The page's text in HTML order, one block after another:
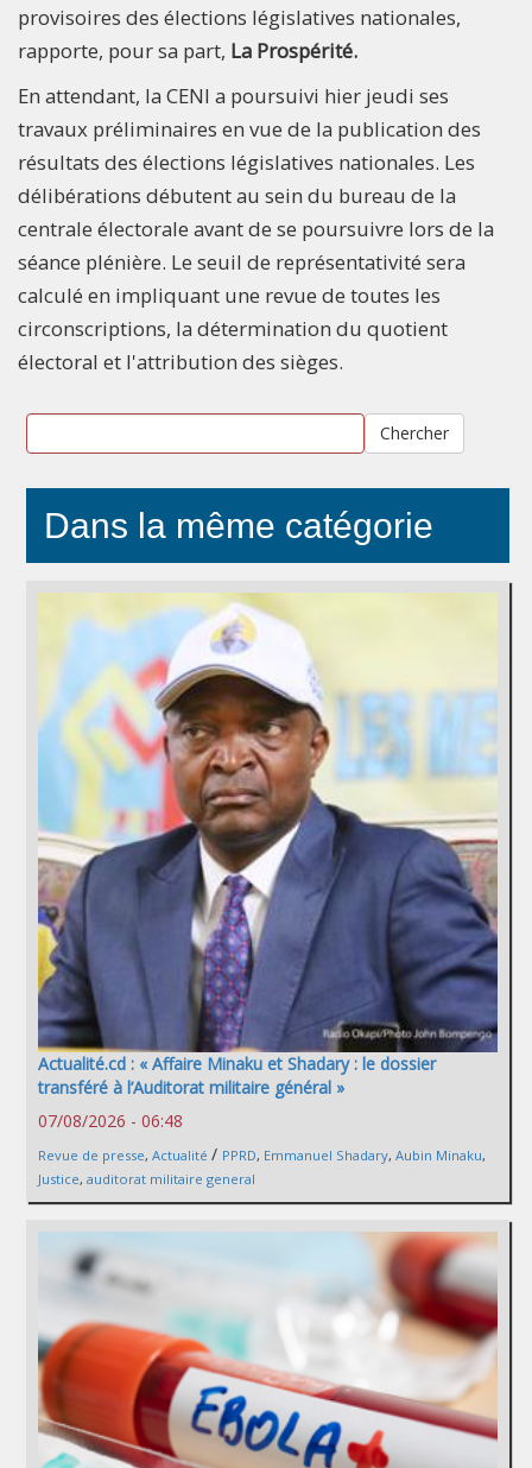
provisoires des élections législatives nationales,
rapporte, pour sa part, La Prospérité.
En attendant, la CENI a poursuivi hier jeudi ses
travaux préliminaires en vue de la publication des
résultats des élections législatives nationales. Les
délibérations débutent au sein du bureau de la
centrale électorale avant de se poursuivre lors de la
séance plénière. Le seuil de représentativité sera
calculé en impliquant une revue de toutes les
circonscriptions, la détermination du quotient
électoral et l'attribution des sièges.
Chercher
Dans la même catégorie
Actualité.cd : « Affaire Minaku et Shadary : le dossier
transféré à l’Auditorat militaire général »
07/08/2026 - 06:48
Revue de presse, Actualité / PPRD, Emmanuel Shadary, Aubin Minaku,
Justice, auditorat militaire general